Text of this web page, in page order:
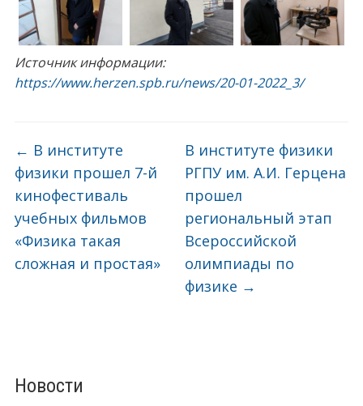
Источник информации:
https://www.herzen.spb.ru/news/20-01-2022_3/
← В институте
физики прошел 7-й
кинофестиваль
учебных фильмов
«Физика такая
сложная и простая»
В институте физики
РГПУ им. А.И. Герцена
прошел
региональный этап
Всероссийской
олимпиады по
физике →
Новости